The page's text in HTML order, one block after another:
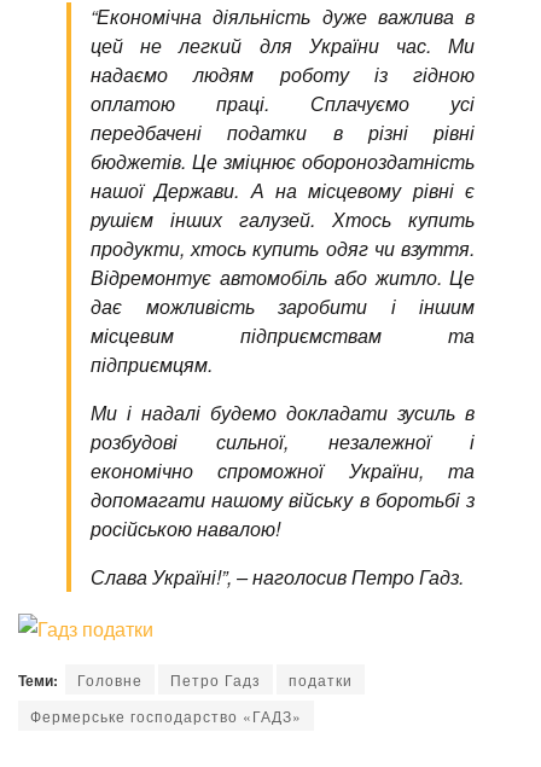
“Економічна діяльність дуже важлива в
цей не легкий для України час. Ми
надаємо людям роботу із гідною
оплатою праці. Сплачуємо усі
передбачені податки в різні рівні
бюджетів. Це зміцнює обороноздатність
нашої Держави. А на місцевому рівні є
рушієм інших галузей. Хтось купить
продукти, хтось купить одяг чи взуття.
Відремонтує автомобіль або житло. Це
дає можливість заробити і іншим
місцевим підприємствам та
підприємцям.
Ми і надалі будемо докладати зусиль в
розбудові сильної, незалежної і
економічно спроможної України, та
допомагати нашому війську в боротьбі з
російською навалою!
Слава Україні!”, – наголосив Петро Гадз.
Теми: Головне Петро Гадз
податки
Фермерське господарство «ГАДЗ»